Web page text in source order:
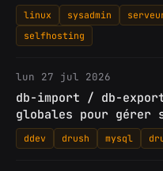
linux sysadmin
selfhosting
lun 27 jul 2026
db-import / db-export
globales pour gérer
ddev drush mysql